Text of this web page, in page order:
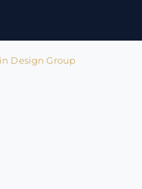
Design Group